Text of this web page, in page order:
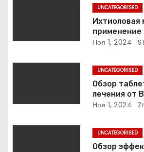
UNCATEGORISED
Ихтиоловая
применение
фурункулов
Ноя 1, 2024
UNCATEGORISED
Обзор
лечения от
Ноя 1, 2024
UNCATEGORISED
Обзор